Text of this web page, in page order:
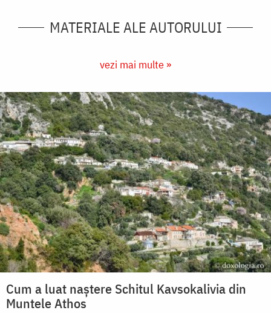
MATERIALE ALE AUTORULUI
vezi mai multe »
Cum a luat naștere Schitul Kavsokalivia din
Muntele Athos